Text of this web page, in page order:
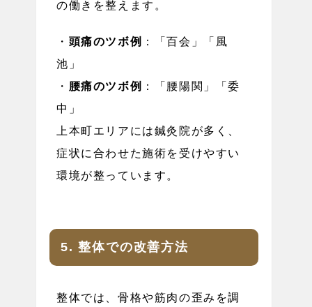
の働きを整えます。
・ 頭痛のツボ例
：「百会」「風
池」
・ 腰痛のツボ例
：「腰陽関」「委
中」
上本町エリアには鍼灸院が多く、
症状に合わせた施術を受けやすい
環境が整っています。
5. 整体での改善方法
整体では、骨格や筋肉の歪みを調